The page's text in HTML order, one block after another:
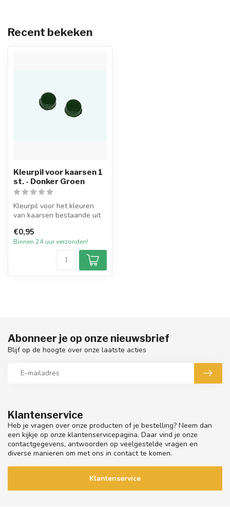
Recent bekeken
Kleurpil voor kaarsen 1
st. - Donker Groen
Kleurpil voor het kleuren
van kaarsen bestaande uit
paraff...
€0,95
Binnen 24 uur verzonden!
Klantenservice
Heb je vragen over onze producten of je bestelling? Neem dan
een kijkje op onze klantenservicepagina. Daar vind je onze
contactgegevens, antwoorden op veelgestelde vragen en
diverse manieren om met ons in contact te komen.
Klantenservice
Abonneer je op onze nieuwsbrief
Blijf op de hoogte over onze laatste acties